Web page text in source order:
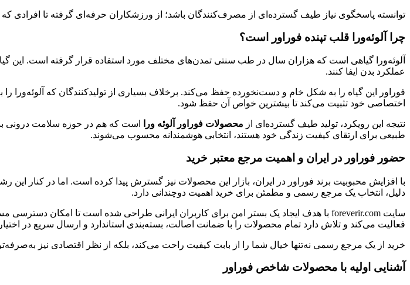
توانسته پاسخگوی نیاز طیف گسترده‌ای از مصرف‌کنندگان باشد؛ از ورزشکاران حرفه‌ای گرفته تا افرادی
چرا آلوئه‌ورا قلب تپنده فوراور است؟
آلوئه‌ورا گیاهی است که هزاران سال در طب سنتی تمدن‌های مختلف مورد استفاده قرار گرفته است. این
عملکرد بدن ایفا کنند.
فوراور این گیاه را به شکل خام و دست‌نخورده حفظ می‌کند. برخلاف بسیاری از تولیدکنندگان که آلوئه‌ورا
اختصاصی خود تثبیت می‌کند تا بیشترین خواص آن حفظ شود.
نتیجه این رویکرد، تولید طیف گسترده‌ای از محصولات فوراور آلوئه ورا
است که هم در حوزه سلامت درونی
طبیعی برای ارتقای کیفیت زندگی خود هستند، انتخابی هوشمندانه محسوب می‌شوند.
حضور فوراور در ایران و اهمیت مرجع معتبر خرید
با افزایش محبوبیت برند فوراور در ایران، بازار این محصولات نیز گسترش پیدا کرده است. اما در کنار این
دلیل، انتخاب یک مرجع رسمی و مطمئن برای خرید اهمیت دوچندانی دارد.
سایت foreverir.com با هدف ایجاد یک بستر امن برای کاربران ایرانی طراحی شده است تا امکان دسترسی مستقیم به محصولات اورجینال فوراور فراهم شود. این مجموعه در نقش یک
فعالیت می‌کند و تلاش دارد تمام محصولات را با ضمانت اصالت، بسته‌بندی استاندارد و ارسال سریع در
خرید از یک مرجع رسمی نه‌تنها خیال شما را از بابت کیفیت راحت می‌کند، بلکه از نظر اقتصادی نیز
آشنایی اولیه با محصولات شاخص فوراور